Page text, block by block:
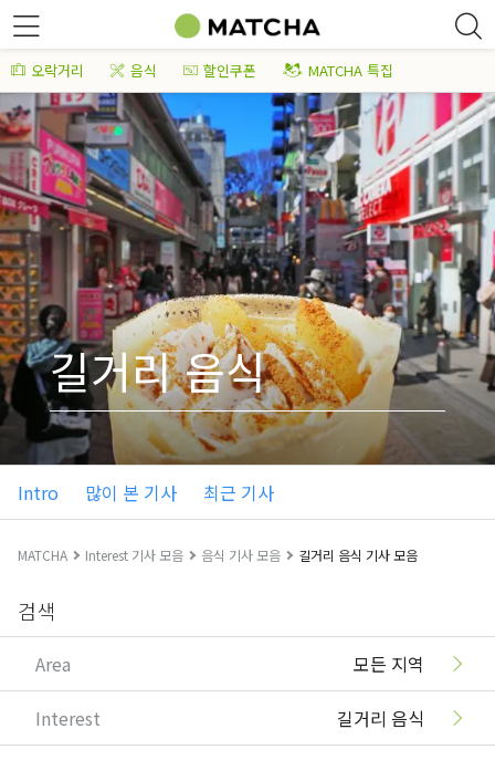
오락거리 음식 할인쿠폰 MATCHA 특집
길거리 음식
Intro 많이 본 기사 최근 기사
MATCHA Interest 기사 모음 음식 기사 모음 길거리 음식 기사 모음
검색
Area 모든 지역
Interest 길거리 음식